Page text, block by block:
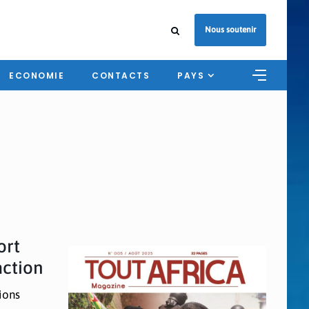
Nous soutenir
ECONOMIE CONTACTS PAYS